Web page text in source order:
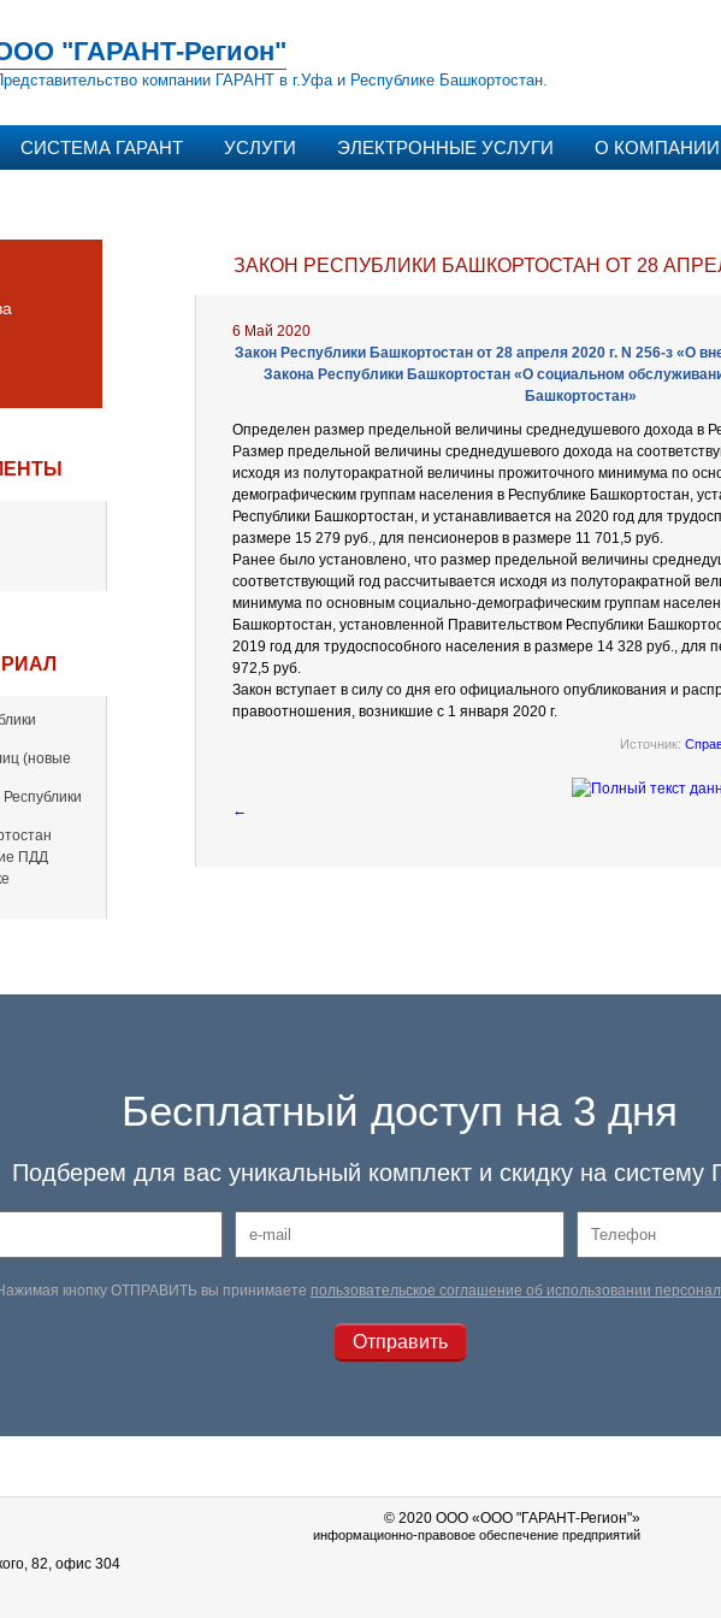
"ГАРАНТ-Регион"
компании ГАРАНТ в г.Уфа и Республике Башкортостан.
СИСТЕМА ГАРАНТ УСЛУГИ ЭЛЕКТРОННЫЕ УСЛУГИ О КОМПАНИИ
(новые
ПДД
ЗАКОН РЕСПУБЛИКИ БАШКОРТОСТАН ОТ 28
6 Май 2020
Закон Республики Башкортостан от 28 апреля 2020 г. N 256-з «О
Закона Республики Башкортостан «О социальном
Башкортостан»
Определен размер предельной величины среднедушевого дохода в
Размер предельной величины среднедушевого дохода на
исходя из полуторакратной величины прожиточного минимума по
демографическим группам населения в Республике Башкортостан,
Республики Башкортостан, и устанавливается на 2020 год для
размере 15 279 руб., для пенсионеров в размере 11 701,5 руб.
Ранее было установлено, что размер предельной величины
соответствующий год рассчитывается исходя из полуторакратной
минимума по основным социально-демографическим группам
Башкортостан, установленной Правительством Республики
2019 год для трудоспособного населения в размере 14 328 руб., для
972,5 руб.
Закон вступает в силу со дня его официального опубликования и
правоотношения, возникшие с 1 января 2020 г.
Источник:
←
Бесплатный доступ на 3 дня
Подберем для вас уникальный комплект и скидку на систему
кнопку ОТПРАВИТЬ вы принимаете пользовательское соглашение об использовании
82, офис 304
© 2020 OOO «ООО "ГАРАНТ-Регион"»
информационно-правовое обеспечение предприятий